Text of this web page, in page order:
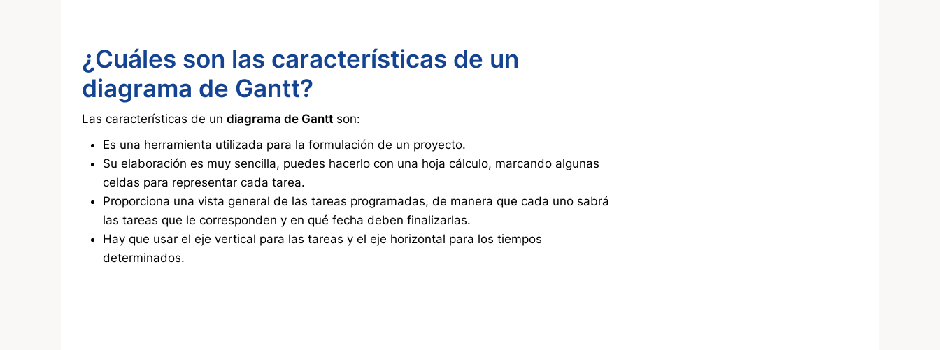
¿Cuáles son las características de un
diagrama de Gantt?
Las características de un diagrama de Gantt son:
Es una herramienta utilizada para la formulación de un proyecto.
Su elaboración es muy sencilla, puedes hacerlo con una hoja cálculo, marcando algunas
celdas para representar cada tarea.
Proporciona una vista general de las tareas programadas, de manera que cada uno sabrá
las tareas que le corresponden y en qué fecha deben finalizarlas.
Hay que usar el eje vertical para las tareas y el eje horizontal para los tiempos
determinados.